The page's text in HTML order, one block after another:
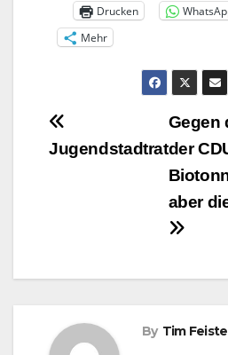
Drucken
Mehr
Gegen
der
aber
Jugendstadtrat
By Tim